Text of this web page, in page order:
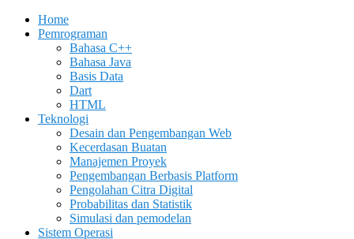
Home
Pemrograman
Bahasa C++
Bahasa Java
Basis Data
Dart
HTML
Teknologi
Desain dan Pengembangan Web
Kecerdasan Buatan
Manajemen Proyek
Pengembangan Berbasis Platform
Pengolahan Citra Digital
Probabilitas dan Statistik
Simulasi dan pemodelan
Sistem Operasi